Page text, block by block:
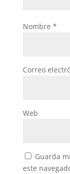
Nombre *
Correo
Web
Guarda
este